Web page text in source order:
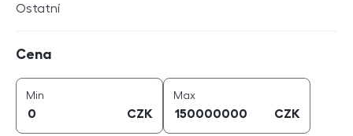
Ostatní
Cena
Min
CZK
Maxcena (
CZK